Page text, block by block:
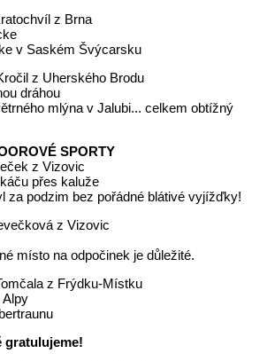
z Brna
v Saském Švýcarsku
z Uherského Brodu
dráhou
mlýna v Jalubi... celkem obtížný
SPORTY
z Vizovic
přes kaluže
za podzim bez pořádné blátivé vyjížďky!
z Vizovic
místo na odpočinek je důležité.
z Frýdku-Místku
Alpy
gratulujeme!